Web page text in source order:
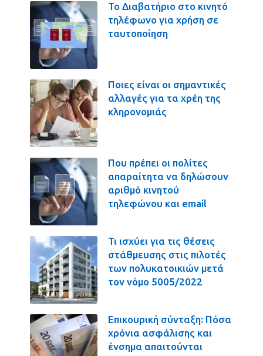
Το Διαβατήριο στο κινητό
τηλέφωνο για χρήση σε
ταυτοποίηση
Ποιες είναι οι σημαντικές
αλλαγές για τα χρέη της
κληρονομιάς
Που πρέπει οι πολίτες
απαραίτητα να δηλώσουν
αριθμό κινητού
τηλεφώνου και email
Τι ισχύει για τις θέσεις
στάθμευσης στις πιλοτές
των πολυκατοικιών μετά
τον νόμο 5005/2022
Επικουρική σύνταξη: Πόσα
χρόνια ασφάλισης και
ένσημα απαιτούνται